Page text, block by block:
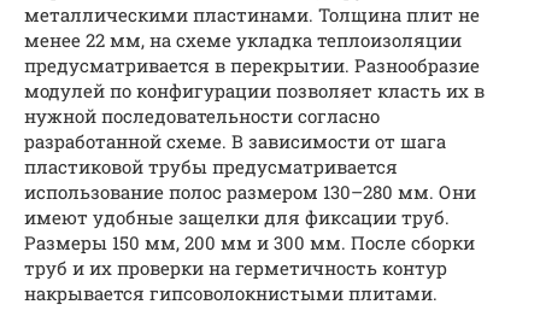
металлическими пластинами. Толщина плит не
менее 22 мм, на схеме укладка теплоизоляции
предусматривается в перекрытии. Разнообразие
модулей по конфигурации позволяет класть их в
нужной последовательности согласно
разработанной схеме. В зависимости от шага
пластиковой трубы предусматривается
использование полос размером 130–280 мм. Они
имеют удобные защелки для фиксации труб.
Размеры 150 мм, 200 мм и 300 мм. После сборки
труб и их проверки на герметичность контур
накрывается гипсоволокнистыми плитами.